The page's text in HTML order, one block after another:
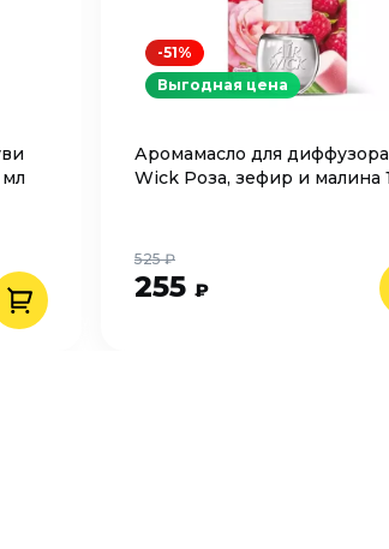
Аромамасло для
Wick Роза, зефир и малина
255 ₽
525 ₽
-51%
Выгодная цена